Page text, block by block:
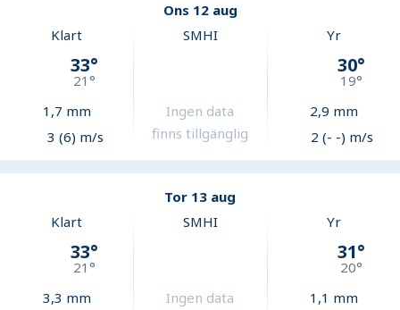
Ons 12 aug
Klart
33°
21°
1,7 mm
3 (6) m/s
SMHI
Ingen data
finns tillgänglig
Yr
30°
19°
2,9 mm
2 (- -) m/s
Tor 13 aug
Klart
33°
21°
3,3 mm
SMHI
Ingen data
Yr
31°
20°
1,1 mm